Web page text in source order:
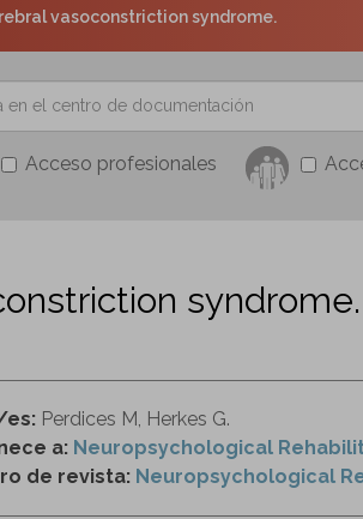
vasoconstriction syndrome.
Acceso profesionales
syndrome.
es: Perdices M, Herkes G.
a: Neuropsychological
de revista: Neuropsychological